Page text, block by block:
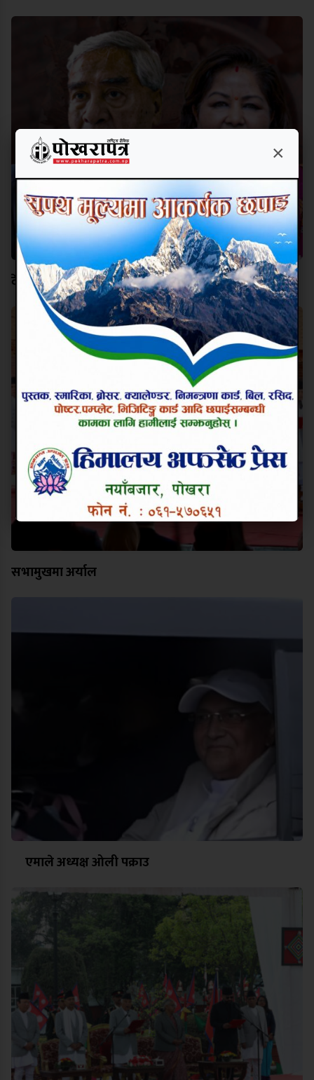
देउवा दम्पतीविरुद्ध पक्राउ पुर्जी जारी
सभामुखमा अर्याल
एमाले अध्यक्ष ओली पक्राउ
×